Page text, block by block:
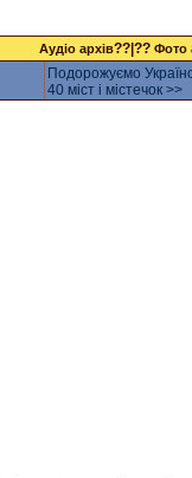
Аудіо архів??|?? Фото
Подорожуємо
40 міст і містечок >>